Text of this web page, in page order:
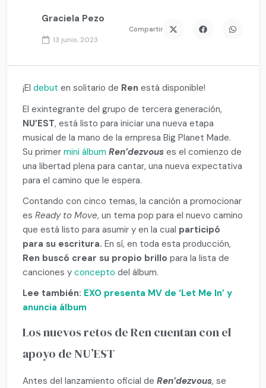
Graciela Pezo
13 junio, 2023
Compartir
¡Eldebut en solitario de Renestá disponible!
El exintegrante del grupo de tercera generación,
NU’EST, está listo para iniciar una nueva etapa
musical de la mano de la empresa Big Planet Made.
Su primermini álbum Ren’dezvous es el comienzo de
una libertad plena para cantar, una nueva expectativa
para el camino que le espera.
Contando con cinco temas, la canción a promocionar
esReady to Move, un tema pop para el nuevo camino
que está listo para asumir y en la cual participó
para su escritura.En sí, en toda esta producción,
Ren buscó crear su propio brillopara la lista de
canciones yconcepto del álbum.
Lee también: EXO presenta MV de ‘Let Me In’ y
anuncia álbum
Los nuevos retos de Ren cuentan con el
apoyo de NU’EST
Antes del lanzamiento oficial deRen’dezvous, se